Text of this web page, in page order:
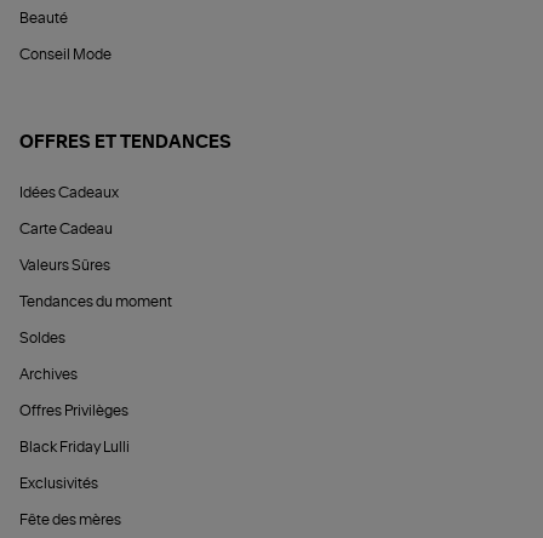
Beauté
Conseil Mode
OFFRES ET TENDANCES
Idées Cadeaux
Carte Cadeau
Valeurs Sûres
Tendances du moment
Soldes
Archives
Offres Privilèges
Black Friday Lulli
Exclusivités
Fête des mères